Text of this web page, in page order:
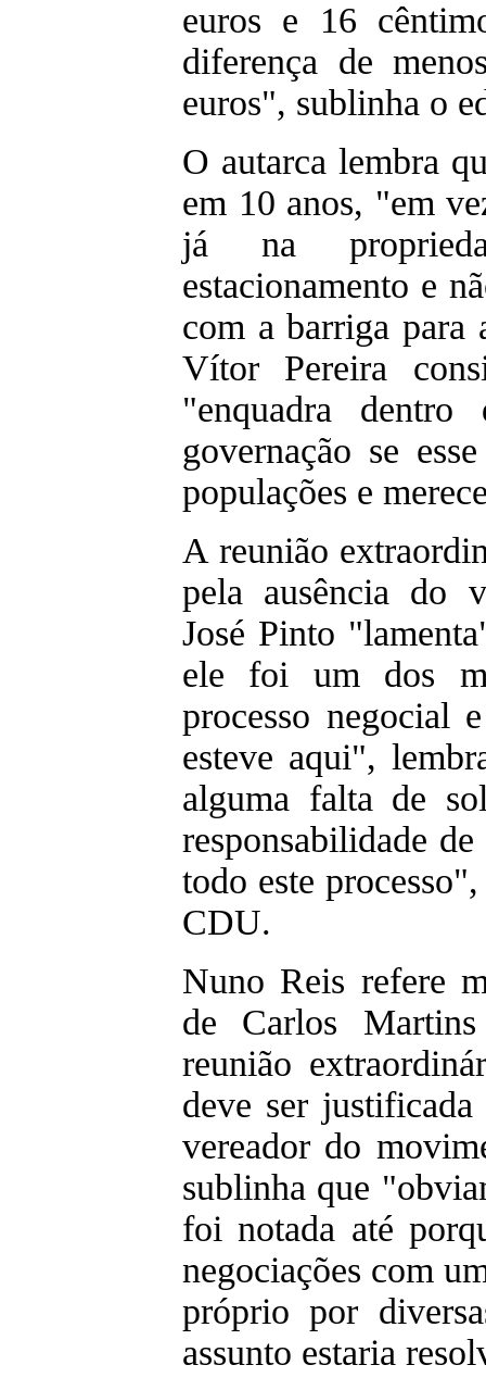
euros e 16
diferença de
euros", sublinha o
O autarca lembra
em 10 anos, "em
já na
estacionamento e
com a barriga
Vítor Pereira
"enquadra
governação se
populações e
A reunião
pela ausência do
José Pinto
ele foi um dos
processo negocial
esteve aqui",
alguma falta de
responsabilidade
todo este
CDU.
Nuno Reis refere
de Carlos
reunião
deve ser
vereador do
sublinha que
foi notada até
negociações com
próprio por
assunto estaria